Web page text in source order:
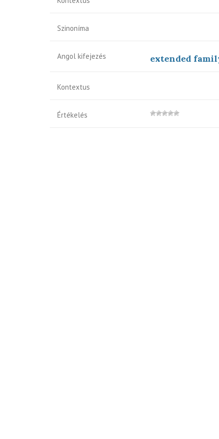
Szinoníma
Angol kifejezés extended
Kontextus
Értékelés